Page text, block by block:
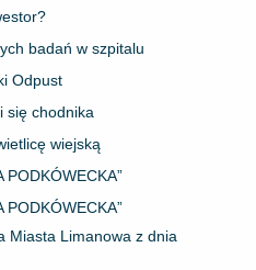
badań w szpitalu
Odpust
się chodnika
wiejską
PODKÓWECKA”
PODKÓWECKA”
Miasta Limanowa z dnia